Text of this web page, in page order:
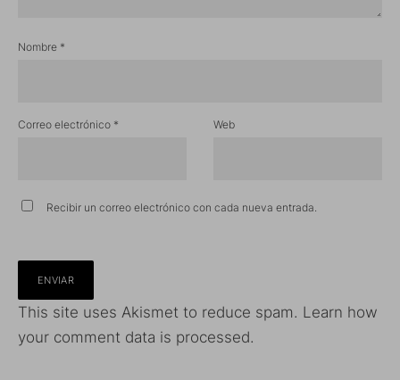
Nombre *
Correo electrónico * Web
Recibir un correo electrónico con cada nueva entrada.
This site uses Akismet to reduce spam. Learn how
your comment data is processed.